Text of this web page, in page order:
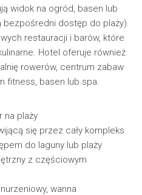
widok na ogród, basen lub
bezpośredni dostęp do plaży).
restauracji i barów, które
Hotel oferuje również
rowerów, centrum zabaw
fitness, basen lub spa.
na plaży
się przez cały kompleks
do laguny lub plaży
z częściowym
wanna